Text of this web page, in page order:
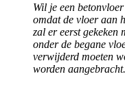
Wil je een
omdat de vloer aan
zal er eerst gekeken
onder de begane
verwijderd moeten
worden aangebracht.